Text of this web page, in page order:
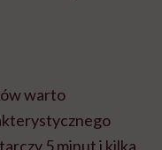
warto
5 minut i kilka